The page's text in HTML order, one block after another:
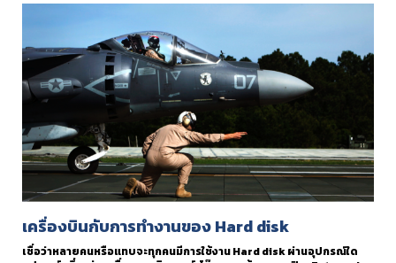
เครื่องบินกับการทำงานของ Hard disk
เชื่อว่าหลายคนหรือแทบจะทุกคนมีการใช้งาน Hard disk ผ่านอุปกรณ์ใด